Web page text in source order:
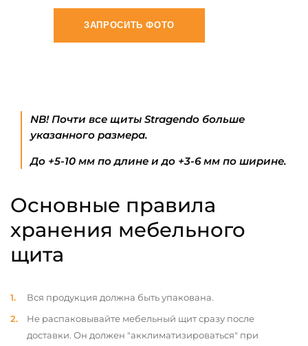
ЗАПРОСИТЬ ФОТО
NB! Почти все щиты Stragendo больше
указанного размера.
До +5-10 мм по длине и до +3-6 мм по ширине.
Основные правила
хранения мебельного
щита
Вся продукция должна быть упакована.
Не распаковывайте мебельный щит сразу после
доставки. Он должен "акклиматизироваться" при